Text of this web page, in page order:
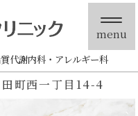
代謝内科 アレルギー科
町西一丁目14-4
menu